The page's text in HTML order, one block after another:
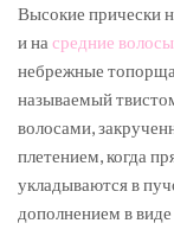
Высокие прически
и на средние волосы
небрежные
называемый
волосами,
плетением, когда
укладываются в
дополнением в